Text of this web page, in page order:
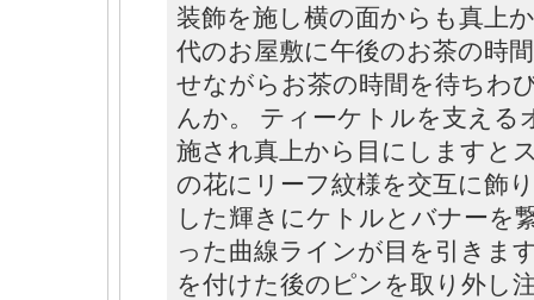
装飾を施し横の面からも真上
代のお屋敷に午後のお茶の時
せながらお茶の時間を待ちわ
んか。 ティーケトルを支え
施され真上から目にしますと
の花にリーフ紋様を交互に飾
した輝きにケトルとバナーを
った曲線ラインが目を引きま
を付けた後のピンを取り外し